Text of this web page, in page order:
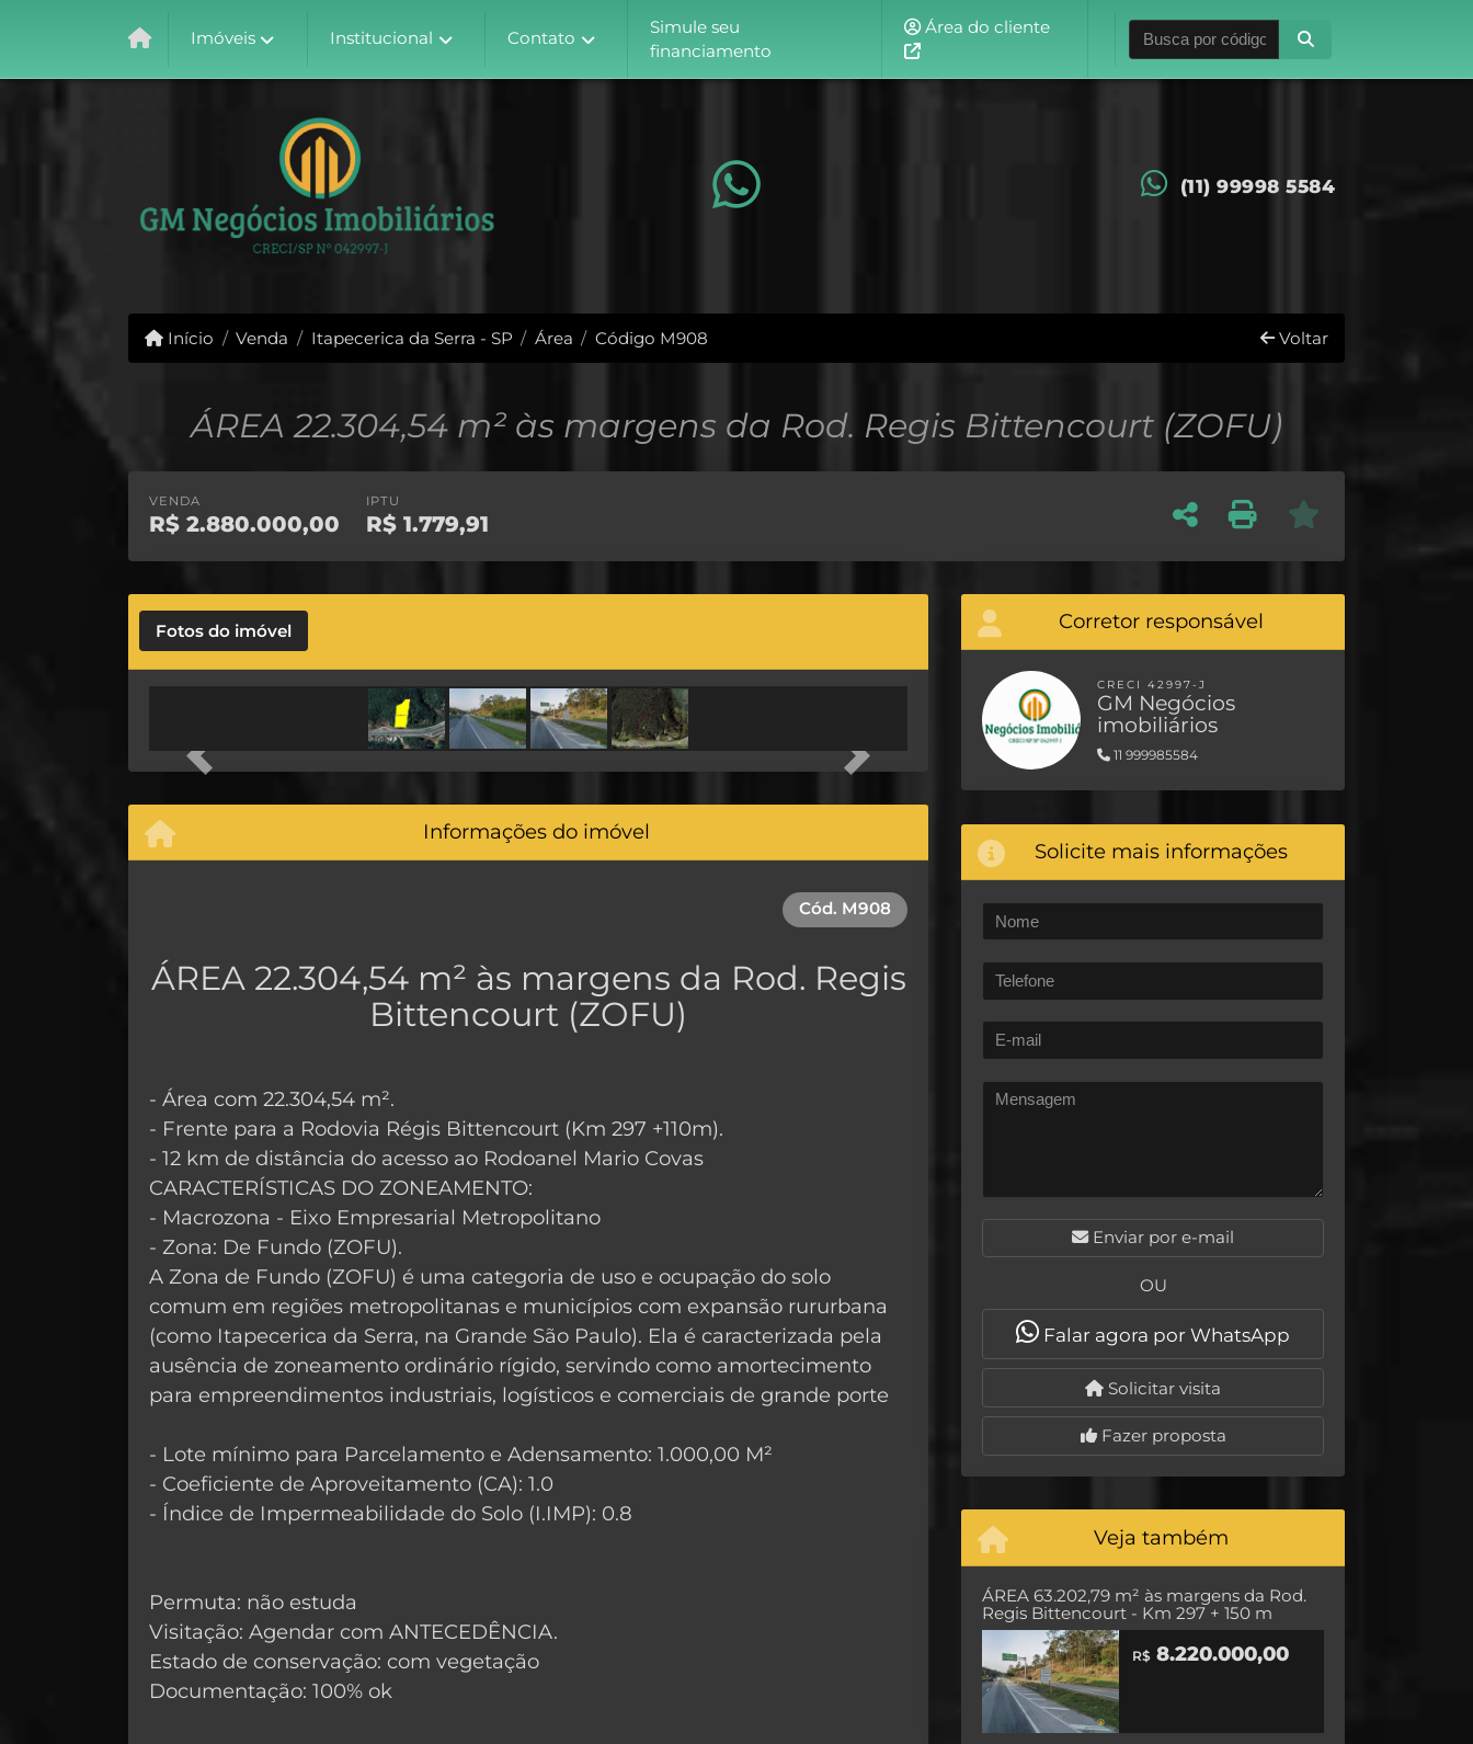
Imóveis Institucional Contato
Simule seu
financiamento
Área do cliente
(11) 99998 5584
Início Venda Itapecerica da Serra - SP Área Código M908 Voltar
ÁREA 22.304,54 m² às margens da Rod. Regis Bittencourt (ZOFU)
VENDA
R$ 2.880.000,00
IPTU
R$ 1.779,91
Fotos do imóvel
Previous Next
Informações do imóvel
Cód. M908
ÁREA 22.304,54 m² às margens da Rod. Regis
Bittencourt (ZOFU)
- Área com 22.304,54 m².
- Frente para a Rodovia Régis Bittencourt (Km 297 +110m).
- 12 km de distância do acesso ao Rodoanel Mario Covas
CARACTERÍSTICAS DO ZONEAMENTO:
- Macrozona - Eixo Empresarial Metropolitano
- Zona: De Fundo (ZOFU).
A Zona de Fundo (ZOFU) é uma categoria de uso e ocupação do solo
comum em regiões metropolitanas e municípios com expansão rururbana
(como Itapecerica da Serra, na Grande São Paulo). Ela é caracterizada pela
ausência de zoneamento ordinário rígido, servindo como amortecimento
para empreendimentos industriais, logísticos e comerciais de grande porte
- Lote mínimo para Parcelamento e Adensamento: 1.000,00 M²
- Coeficiente de Aproveitamento (CA): 1.0
- Índice de Impermeabilidade do Solo (I.IMP): 0.8
Permuta: não estuda
Visitação: Agendar com ANTECEDÊNCIA.
Estado de conservação: com vegetação
Documentação: 100% ok
Corretor responsável
CRECI 42997-J
GM Negócios
imobiliários
11 999985584
Solicite mais informações
Enviar por e-mail
OU
Falar agora por WhatsApp
Solicitar visita
Fazer proposta
Veja também
ÁREA 63.202,79 m² às margens da Rod.
Regis Bittencourt - Km 297 + 150 m
R$8.220.000,00